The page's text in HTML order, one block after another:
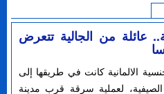
عائلة من الجالية تتعرض
الالمانية كانت في طريقها إلى
لعملية سرقة قرب مدينة